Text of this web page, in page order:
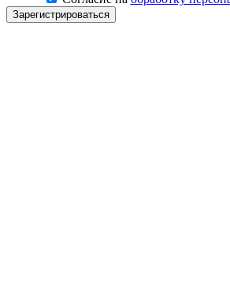
Зарегистрироваться